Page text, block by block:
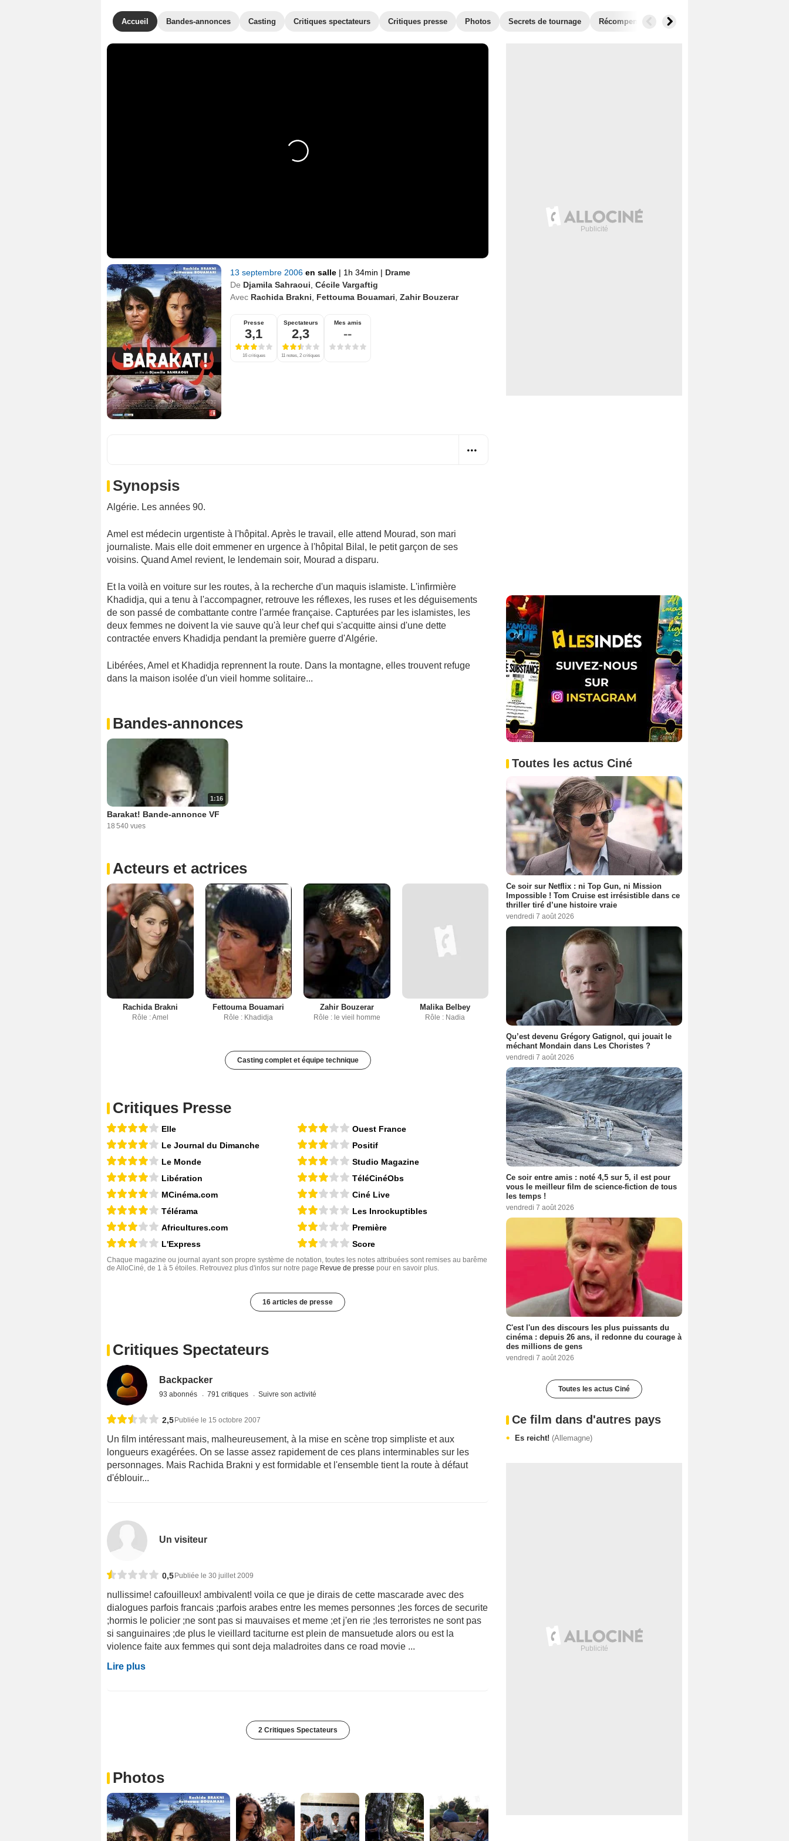
Accueil Bandes-annonces Casting Critiques spectateurs Critiques presse Photos Secrets de tournage Récompenses Films similaires
13 septembre 2006 en salle | 1h 34min | Drame
De Djamila Sahraoui Cécile Vargaftig
Avec Rachida Brakni Fettouma Bouamari Zahir Bouzerar
Presse
3,1
16 critiques
Spectateurs
2,3
11 notes, 2 critiques
Mes amis
--
Synopsis
Algérie. Les années 90.
Amel est médecin urgentiste à l'hôpital. Après le travail, elle attend Mourad, son mari
journaliste. Mais elle doit emmener en urgence à l'hôpital Bilal, le petit garçon de ses
voisins. Quand Amel revient, le lendemain soir, Mourad a disparu.
Et la voilà en voiture sur les routes, à la recherche d'un maquis islamiste. L'infirmière
Khadidja, qui a tenu à l'accompagner, retrouve les réflexes, les ruses et les déguisements
de son passé de combattante contre l'armée française. Capturées par les islamistes, les
deux femmes ne doivent la vie sauve qu'à leur chef qui s'acquitte ainsi d'une dette
contractée envers Khadidja pendant la première guerre d'Algérie.
Libérées, Amel et Khadidja reprennent la route. Dans la montagne, elles trouvent refuge
dans la maison isolée d'un vieil homme solitaire...
Bandes-annonces
1:16
Barakat! Bande-annonce VF
18 540 vues
Acteurs et actrices
Rachida Brakni
Rôle : Amel
Fettouma Bouamari
Rôle : Khadidja
Zahir Bouzerar
Rôle : le vieil homme
Malika Belbey
Rôle : Nadia
Casting complet et équipe technique
Critiques Presse
Elle
Le Journal du Dimanche
Le Monde
Libération
MCinéma.com
Télérama
Africultures.com
L'Express
Ouest France
Positif
Studio Magazine
TéléCinéObs
Ciné Live
Les Inrockuptibles
Première
Score
Chaque magazine ou journal ayant son propre système de notation, toutes les notes attribuées sont remises au barême
de AlloCiné, de 1 à 5 étoiles. Retrouvez plus d'infos sur notre page Revue de presse pour en savoir plus.
16 articles de presse
Critiques Spectateurs
Backpacker
93 abonnés 791 critiques Suivre son activité
2,5 Publiée le 15 octobre 2007
Un film intéressant mais, malheureusement, à la mise en scène trop simpliste et aux
longueurs exagérées. On se lasse assez rapidement de ces plans interminables sur les
personnages. Mais Rachida Brakni y est formidable et l'ensemble tient la route à défaut
d'éblouir...
Un visiteur
0,5 Publiée le 30 juillet 2009
nullissime! cafouilleux! ambivalent! voila ce que je dirais de cette mascarade avec des
dialogues parfois francais ;parfois arabes entre les memes personnes ;les forces de securite
;hormis le policier ;ne sont pas si mauvaises et meme ;et j'en rie ;les terroristes ne sont pas
si sanguinaires ;de plus le vieillard taciturne est plein de mansuetude alors ou est la
violence faite aux femmes qui sont deja maladroites dans ce road movie ...
Lire plus
2 Critiques Spectateurs
Photos
Toutes les actus Ciné
Ce soir sur Netflix : ni Top Gun, ni Mission
Impossible ! Tom Cruise est irrésistible dans ce
thriller tiré d’une histoire vraie
vendredi 7 août 2026
Qu’est devenu Grégory Gatignol, qui jouait le
méchant Mondain dans Les Choristes ?
vendredi 7 août 2026
Ce soir entre amis : noté 4,5 sur 5, il est pour
vous le meilleur film de science-fiction de tous
les temps !
vendredi 7 août 2026
C'est l'un des discours les plus puissants du
cinéma : depuis 26 ans, il redonne du courage à
des millions de gens
vendredi 7 août 2026
Toutes les actus Ciné
Ce film dans d'autres pays
Es reicht! (Allemagne)